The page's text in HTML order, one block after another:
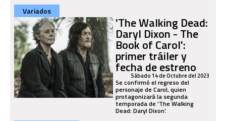
Variados
'The Walking Dead:
Daryl Dixon - The
Book of Carol':
primer tráiler y
fecha de estreno
Sábado 14 de Octubre del 2023
Se confirmó el regreso del
personaje de Carol, quien
protagonizará la segunda
temporada de 'The Walking
Dead: Daryl Dixon'.